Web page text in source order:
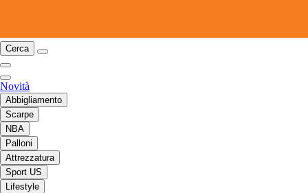
Cerca
Novità
Abbigliamento
Scarpe
NBA
Palloni
Attrezzatura
Sport US
Lifestyle